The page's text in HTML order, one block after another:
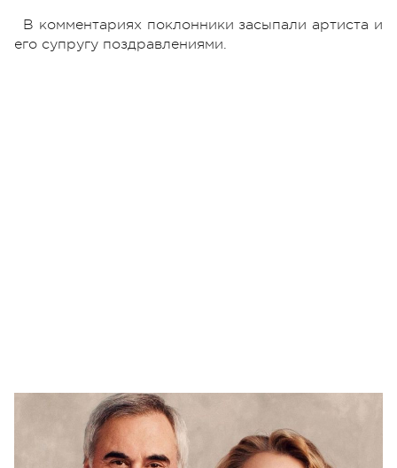
В комментариях поклонники засыпали артиста и
его супругу поздравлениями.